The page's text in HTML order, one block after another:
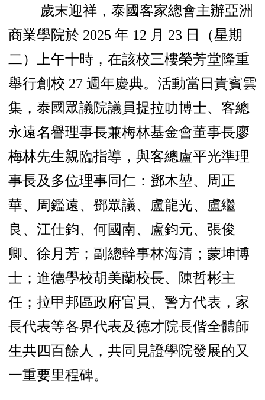
歲末迎祥，泰國客家總會主辦亞洲
商業學院於 2025 年 12 月 23 日（星期
二）上午十時，在該校三樓榮芳堂隆重
舉行創校 27 週年慶典。活動當日貴賓雲
集，泰國眾議院議員提拉叻博士、客總
永遠名譽理事長兼梅林基金會董事長廖
梅林先生親臨指導，與客總盧平光準理
事長及多位理事同仁：鄧木堃、周正
華、周鑑遠、鄧眾議、盧龍光、盧繼
良、江仕鈞、何國南、盧鈞元、張俊
卿、徐月芳；副總幹事林海清；蒙坤博
士；進德學校胡美蘭校長、陳哲彬主
任；拉甲邦區政府官員、警方代表，家
長代表等各界代表及德才院長偕全體師
生共四百餘人，共同見證學院發展的又
一重要里程碑。